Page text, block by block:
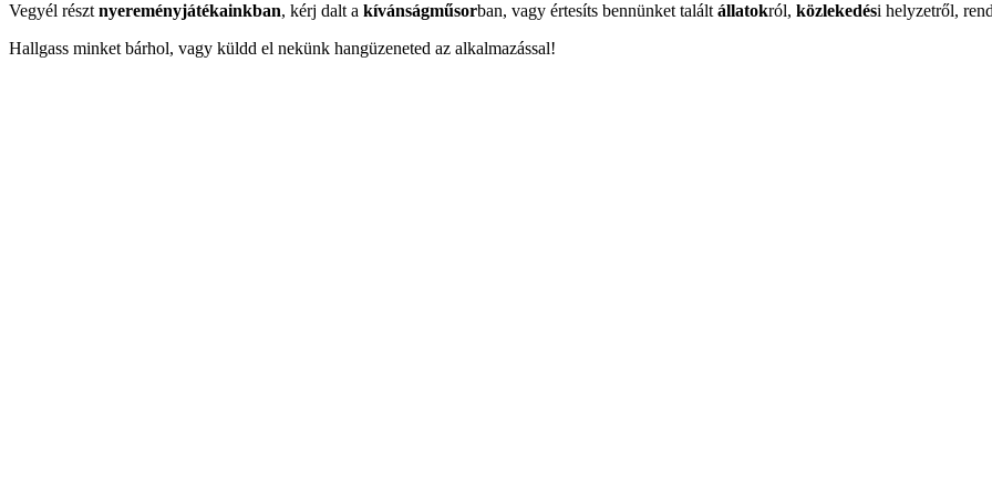
Vegyél részt nyereményjátékainkban, kérj dalt a kívánságműsorban, vagy értesíts bennünket talált állatokról, közlekedési helyzetről,
Hallgass minket bárhol, vagy küldd el nekünk hangüzeneted az alkalmazással!